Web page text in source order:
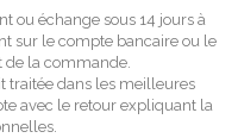
ou échange sous 14 jours à
sur le compte bancaire ou le
de la commande.
traitée dans les meilleures
avec le retour expliquant la